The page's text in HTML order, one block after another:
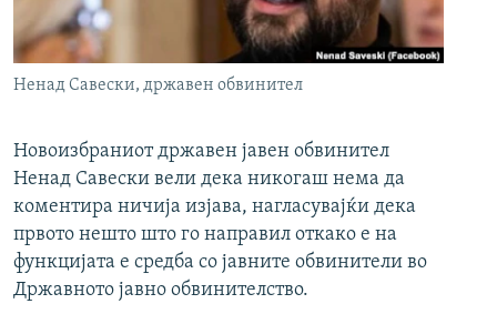
Ненад Савески, државен обвинител
Новоизбраниот државен јавен обвинител
Ненад Савески вели дека никогаш нема да
коментира ничија изјава, нагласувајќи дека
првото нешто што го направил откако е на
функцијата е средба со јавните обвинители во
Државното јавно обвинителство.